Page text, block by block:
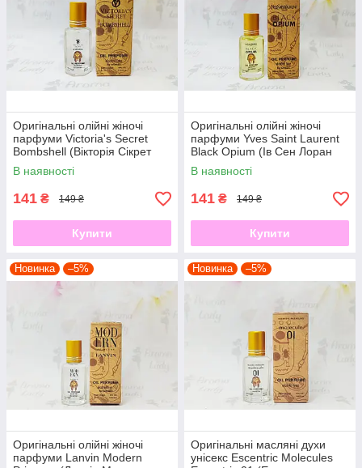
Оригінальні олійні жіночі
парфуми Victoria's Secret
Bombshell (Вікторія Сікрет
Бомбшелл) 12 мл
В наявності
141 ₴ 149 ₴
Купити
Оригінальні олійні жіночі
парфуми Yves Saint Laurent
Black Opium (Ів Сен Лоран
Опіум Блек) 12 мл
В наявності
141 ₴ 149 ₴
Купити
Новинка –5%
Оригінальні олійні жіночі
парфуми Lanvin Modern
Новинка –5%
Оригінальні масляні духи
унісекс Escentric Molecules